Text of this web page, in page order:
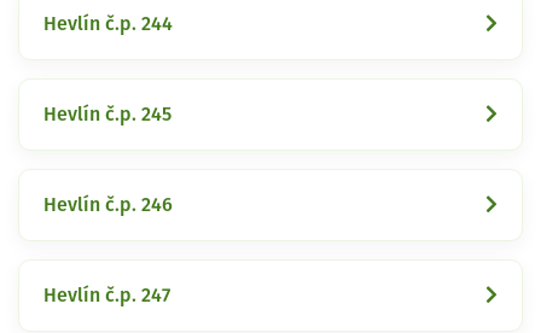
Hevlín č.p. 244
Hevlín č.p. 245
Hevlín č.p. 246
Hevlín č.p. 247